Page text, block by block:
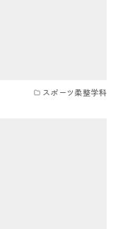
スポーツ柔整学科